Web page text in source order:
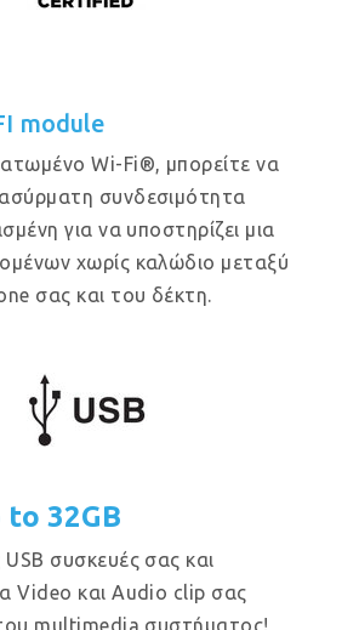
module
Wi-Fi®, μπορείτε να
συνδεσιμότητα
για να υποστηρίζει μια
χωρίς καλώδιο μεταξύ
σας και του δέκτη.
to 32GB
USB συσκευές σας και
Video και Audio clip σας
multimedia συστήματος!